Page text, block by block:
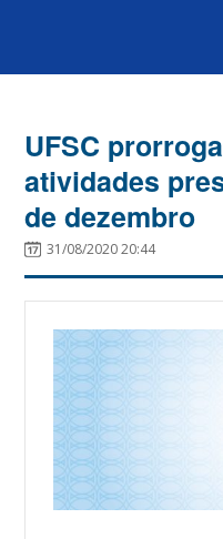
UFSC
atividades
de dezembro
31/08/2020 20:44